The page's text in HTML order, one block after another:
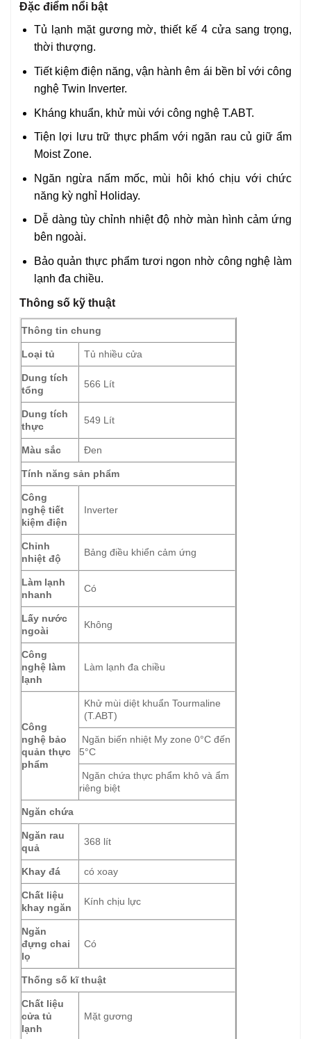
Đặc điểm nổi bật
Tủ lạnh mặt gương mờ, thiết kế 4 cửa sang trọng,
thời thượng.
Tiết kiệm điện năng, vận hành êm ái bền bỉ với công
nghệ Twin Inverter.
Kháng khuẩn, khử mùi với công nghệ T.ABT.
Tiện lợi lưu trữ thực phẩm với ngăn rau củ giữ ẩm
Moist Zone.
Ngăn ngừa nấm mốc, mùi hôi khó chịu với chức
năng kỳ nghỉ Holiday.
Dễ dàng tùy chỉnh nhiệt độ nhờ màn hình cảm ứng
bên ngoài.
Bảo quản thực phẩm tươi ngon nhờ công nghệ làm
lạnh đa chiều.
Thông số kỹ thuật
Thông tin chung
Loại tủ Tủ nhiều cửa
Dung tích
tổng
566 Lít
Dung tích
thực
549 Lít
Màu sắc Đen
Tính năng sản phẩm
Công
nghệ tiết
kiệm điện
Inverter
Chỉnh
nhiệt độ
Bảng điều khiển cảm ứng
Làm lạnh
nhanh
Có
Lấy nước
ngoài
Không
Công
nghệ làm
lạnh
Làm lạnh đa chiều
Công
nghệ bảo
quản thực
phẩm
Khử mùi diệt khuẩn Tourmaline
(T.ABT)
Ngăn biến nhiệt My zone 0°C đến
5°C
Ngăn chứa thực phẩm khô và ẩm
riêng biệt
Ngăn chứa
Ngăn rau
quả
368 lít
Khay đá có xoay
Chất liệu
khay ngăn
Kính chịu lực
Ngăn
đựng chai
lọ
Có
Thống số kĩ thuật
Chất liệu
cửa tủ
lạnh
Mặt gương